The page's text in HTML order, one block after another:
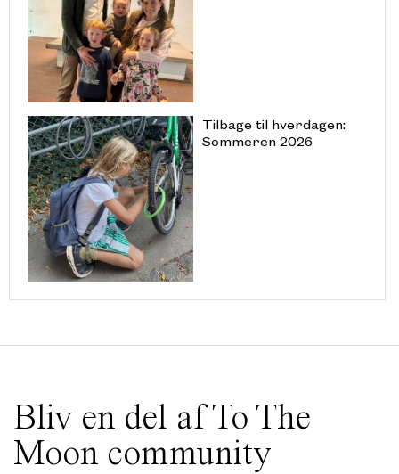
Tilbage til hverdagen:
Sommeren 2026
Bliv en del af To The
Moon community